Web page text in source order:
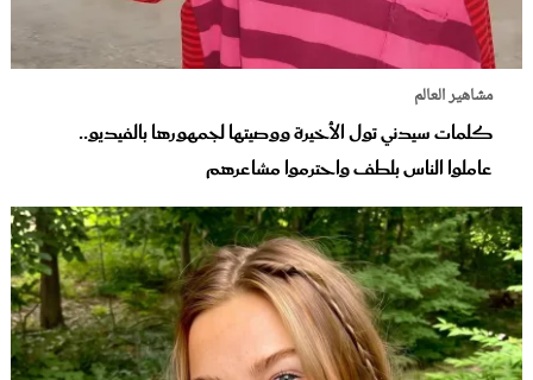
مشاهير العالم
كلمات سيدني تول الأخيرة ووصيتها لجمهورها بالفيديو..
عاملوا الناس بلطف واحترموا مشاعرهم